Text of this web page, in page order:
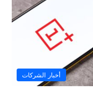
أخبار الشركات